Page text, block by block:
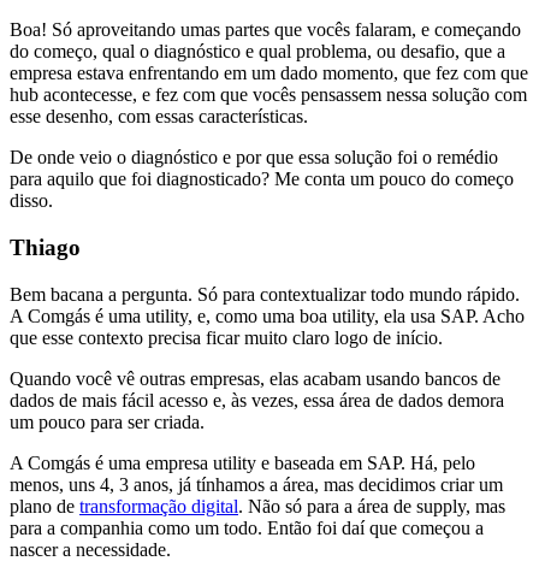
Boa! Só aproveitando umas partes que vocês falaram, e começando
do começo, qual o diagnóstico e qual problema, ou desafio, que a
empresa estava enfrentando em um dado momento, que fez com que
hub acontecesse, e fez com que vocês pensassem nessa solução com
esse desenho, com essas características.
De onde veio o diagnóstico e por que essa solução foi o remédio
para aquilo que foi diagnosticado? Me conta um pouco do começo
disso.
Thiago
Bem bacana a pergunta. Só para contextualizar todo mundo rápido.
A Comgás é uma utility, e, como uma boa utility, ela usa SAP. Acho
que esse contexto precisa ficar muito claro logo de início.
Quando você vê outras empresas, elas acabam usando bancos de
dados de mais fácil acesso e, às vezes, essa área de dados demora
um pouco para ser criada.
A Comgás é uma empresa utility e baseada em SAP. Há, pelo
menos, uns 4, 3 anos, já tínhamos a área, mas decidimos criar um
plano de transformação digital. Não só para a área de supply, mas
para a companhia como um todo. Então foi daí que começou a
nascer a necessidade.